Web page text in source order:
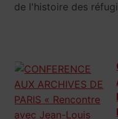
de l'histoire des